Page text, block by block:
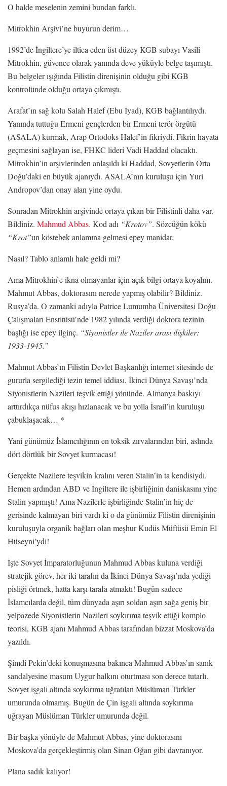
O halde meselenin zemini bundan farklı.
Mitrokhin Arşivi’ne buyurun derim…
1992’de İngiltere’ye iltica eden üst düzey KGB subayı Vasili
Mitrokhin, güvence olarak yanında deve yüküyle belge taşımıştı.
Bu belgeler ışığında Filistin direnişinin olduğu gibi KGB
kontrolünde olduğu ortaya çıkmıştı.
Arafat’ın sağ kolu Salah Halef (Ebu İyad), KGB bağlantılıydı.
Yanında tuttuğu Ermeni gençlerden bir Ermeni terör örgütü
(ASALA) kurmak, Arap Ortodoks Halef’in fikriydi. Fikrin hayata
geçmesini sağlayan ise, FHKC lideri Vadi Haddad olacaktı.
Mitrokhin’in arşivlerinden anlaşıldı ki Haddad, Sovyetlerin Orta
Doğu’daki en büyük ajanıydı. ASALA’nın kuruluşu için Yuri
Andropov’dan onay alan yine oydu.
Sonradan Mitrokhin arşivinde ortaya çıkan bir Filistinli daha var.
Bildiniz. Mahmud Abbas. Kod adı “Krotov”. Sözcüğün kökü
“Krot”un köstebek anlamına gelmesi epey manidar.
Nasıl? Tablo anlamlı hale geldi mi?
Ama Mitrokhin’e ikna olmayanlar için açık bilgi ortaya koyalım.
Mahmut Abbas, doktorasını nerede yapmış olabilir? Bildiniz.
Rusya’da. O zamanki adıyla Patrice Lumumba Üniversitesi Doğu
Çalışmaları Enstitüsü’nde 1982 yılında verdiği doktora tezinin
başlığı ise epey ilginç. “Siyonistler ile Naziler arası ilişkiler:
1933-1945.”
Mahmut Abbas’ın Filistin Devlet Başkanlığı internet sitesinde de
gururla sergilediği tezin temel iddiası, İkinci Dünya Savaşı’nda
Siyonistlerin Nazileri teşvik ettiği yönünde. Almanya baskıyı
arttırdıkça nüfus akışı hızlanacak ve bu yolla İsrail’in kuruluşu
çabuklaşacak… *
Yani günümüz İslamcılığının en toksik zırvalarından biri, aslında
dört dörtlük bir Sovyet kurmacası!
Gerçekte Nazilere teşvikin kralını veren Stalin’in ta kendisiydi.
Hemen ardından ABD ve İngiltere ile işbirliğinin daniskasını yine
Stalin yapmıştı! Ama Nazilerle işbirliğinde Stalin’in hiç de
gerisinde kalmayan biri vardı ki o da günümüz Filistin direnişinin
kuruluşuyla organik bağları olan meşhur Kudüs Müftüsü Emin El
Hüseyni’ydi!
İşte Sovyet İmparatorluğunun Mahmud Abbas kuluna verdiği
stratejik görev, her iki tarafın da İkinci Dünya Savaşı’nda yediği
pisliği örtmek, hatta karşı tarafa atmaktı! Bugün sadece
İslamcılarda değil, tüm dünyada aşırı soldan aşırı sağa geniş bir
yelpazede Siyonistlerin Nazileri soykırıma teşvik ettiği komplo
teorisi, KGB ajanı Mahmud Abbas tarafından bizzat Moskova’da
yazıldı.
Şimdi Pekin’deki konuşmasına bakınca Mahmud Abbas’ın sanık
sandalyesine masum Uygur halkını oturtması son derece tutarlı.
Sovyet işgali altında soykırıma uğratılan Müslüman Türkler
umurunda olmamış. Bugün de Çin işgali altında soykırıma
uğrayan Müslüman Türkler umurunda değil.
Bir başka yönüyle de Mahmut Abbas, yine doktorasını
Moskova’da gerçekleştirmiş olan Sinan Oğan gibi davranıyor.
Plana sadık kalıyor!